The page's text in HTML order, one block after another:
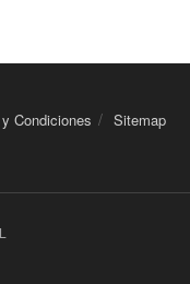
Condiciones Sitemap